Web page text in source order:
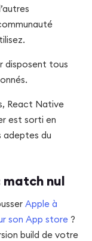
disposent tous
React Native
est sorti en
adeptes du
nul
Apple à
son App store ?
build de votre